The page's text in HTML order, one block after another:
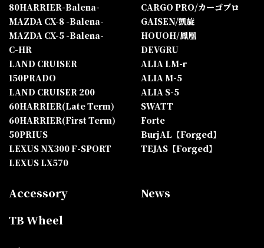
80HARRIER-Balena-
MAZDA CX-8 -Balena-
MAZDA CX-5 -Balena-
C-HR
LAND CRUISER
150PRADO
LAND CRUISER 200
60HARRIER(Late Term)
60HARRIER(First Term)
50PRIUS
LEXUS NX300 F-SPORT
LEXUS LX570
CARGO PRO/カーゴプロ
GAISEN/凱旋
HOUOH/鳳凰
DEVGRU
ALIA LM-r
ALIA M-5
ALIA S-5
SWATT
Forte
BurjAL【Forged】
TEJAS【Forged】
Accessory
TB Wheel
News